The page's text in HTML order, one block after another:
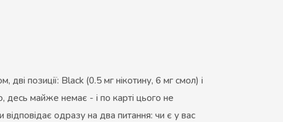
дві позиції: Black (0.5 мг нікотину, 6 мг смол) і
десь майже немає - і по карті цього не
відповідає одразу на два питання: чи є у вас